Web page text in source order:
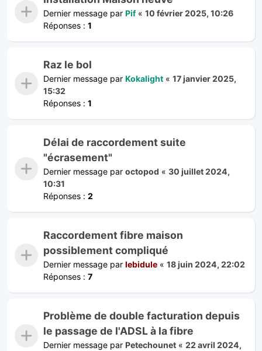
Dernier message par Pif« 10 février 2025, 10:26
Réponses : 1
Raz le bol
Dernier message par Kokalight « 17 janvier 2025,
15:32
Réponses : 1
Délai de raccordement suite
"écrasement"
Dernier message par octopod « 30 juillet 2024,
10:31
Réponses : 2
Raccordement fibre maison
possiblement compliqué
Dernier message par lebidule « 18 juin 2024, 22:02
Réponses : 7
Problème de double facturation depuis
le passage de l'ADSL à la fibre
Dernier message par Petechounet « 22 avril 2024,